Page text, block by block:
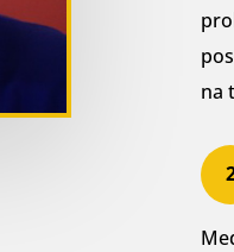
na